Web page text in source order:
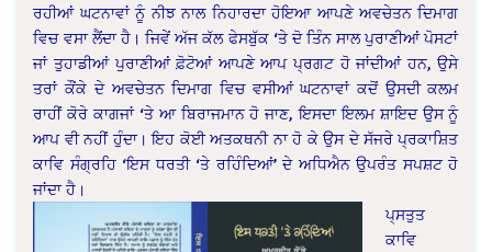
ਰਹੀਆਂ ਘਟਨਾਵਾਂ ਨੂੰ ਨੀਝ ਨਾਲ ਨਿਹਾਰਦਾ ਹੋਇਆ ਆਪਣੇ ਅਵਚੇਤਨ ਦਿਮਾਗ
ਵਿਚ ਵਸਾ ਲੈਂਦਾ ਹੈ। ਜਿਵੇਂ ਅੱਜ ਕੱਲ ਫੇਸਬੁੱਕ ‘ਤੇ ਦੋ ਤਿੰਨ ਸਾਲ ਪੁਰਾਣੀਆਂ ਪੋਸਟਾਂ
ਜਾਂ ਤੁਹਾਡੀਆਂ ਪੁਰਾਣੀਆਂ ਫ਼ੋਟੋਆਂ ਆਪਣੇ ਆਪ ਪ੍ਰਗਟ ਹੋ ਜਾਂਦੀਆਂ ਹਨ, ਉਸੇ
ਤਰਾਂ ਕੌਂਕੇ ਦੇ ਅਵਚੇਤਨ ਦਿਮਾਗ ਵਿਚ ਵਸੀਆਂ ਘਟਨਾਵਾਂ ਕਦੋਂ ਉਸਦੀ ਕਲਮ
ਰਾਹੀਂ ਕੋਰੇ ਕਾਗਜਾਂ ‘ਤੇ ਆ ਬਿਰਾਜਮਾਨ ਹੋ ਜਾਣ, ਇਸਦਾ ਇਲਮ ਸ਼ਾਇਦ ਉਸ ਨੂੰ
ਆਪ ਵੀ ਨਹੀਂ ਹੁੰਦਾ। ਇਹ ਕੋਈ ਅਤਕਥਨੀ ਨਾ ਹੋ ਕੇ ਉਸ ਦੇ ਸੱਜਰੇ ਪ੍ਰਕਾਸ਼ਿਤ
ਕਾਵਿ ਸੰਗ੍ਰਹਿ ‘ਇਸ ਧਰਤੀ ‘ਤੇ ਰਹਿੰਦਿਆਂ’ ਦੇ ਅਧਿਐਨ ਉਪਰੰਤ ਸਪਸ਼ਟ ਹੋ
ਜਾਂਦਾ ਹੈ।
ਪ੍ਸਤੁਤ
ਕਾਵਿ